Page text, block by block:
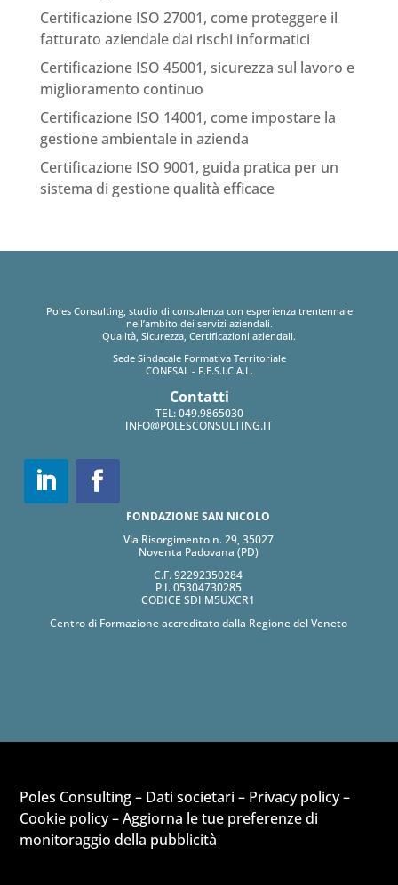
Certificazione ISO 27001, come proteggere il
fatturato aziendale dai rischi informatici
Certificazione ISO 45001, sicurezza sul lavoro e
miglioramento continuo
Certificazione ISO 14001, come impostare la
gestione ambientale in azienda
Certificazione ISO 9001, guida pratica per un
sistema di gestione qualità efficace
Poles Consulting, studio di consulenza con esperienza trentennale
nell’ambito dei servizi aziendali.
Qualità, Sicurezza, Certificazioni aziendali.
Sede Sindacale Formativa Territoriale
CONFSAL - F.E.S.I.C.A.L.
Contatti
TEL:049.9865030
INFO@POLESCONSULTING.IT
FONDAZIONE SAN NICOLÒ
Via Risorgimento n. 29, 35027
Noventa Padovana (PD)
C.F. 92292350284
P.I. 05304730285
CODICE SDI M5UXCR1
Centro di Formazione accreditato dalla Regione del Veneto
Poles Consulting – Dati societari – Privacy policy–
Cookie policy–Aggiorna le tue preferenze di
monitoraggio della pubblicità